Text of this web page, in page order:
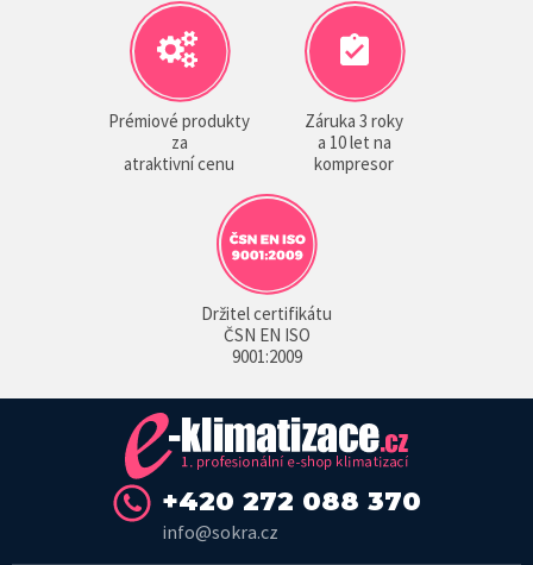
Prémiové produkty
za
atraktivní cenu
Záruka 3 roky
a 10 let na
kompresor
Držitel certifikátu
ČSN EN ISO
9001:2009
+420 272 088 370
info@sokra.cz